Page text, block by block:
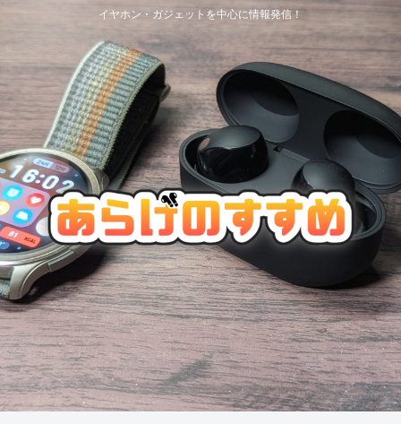
イヤホン・ガジェットを中心に情報発信！